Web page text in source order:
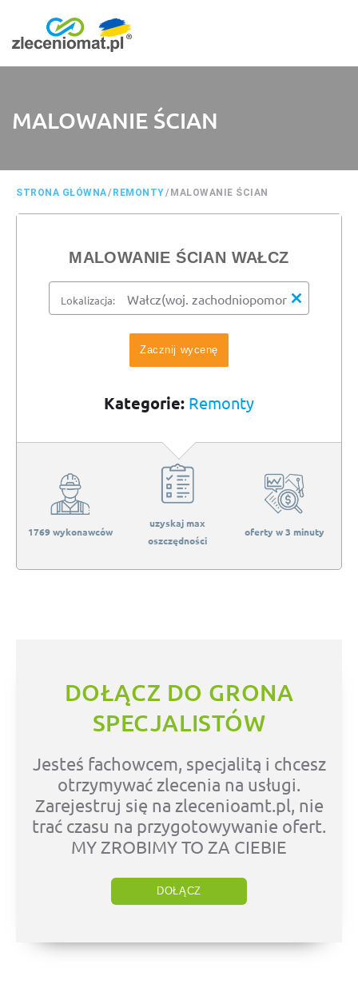
MALOWANIE ŚCIAN
STRONA GŁÓWNA/ REMONTY/ MALOWANIE ŚCIAN
MALOWANIE ŚCIAN WAŁCZ
Lokalizacja:
Zacznij wycenę
Kategorie: Remonty
1769 wykonawców
uzyskaj max
oszczędności
oferty w 3 minuty
DOŁĄCZ DO GRONA
SPECJALISTÓW
Jesteś fachowcem, specjalitą i chcesz
otrzymywać zlecenia na usługi.
Zarejestruj się na zlecenioamt.pl, nie
trać czasu na przygotowywanie ofert.
MY ZROBIMY TO ZA CIEBIE
DOŁĄCZ